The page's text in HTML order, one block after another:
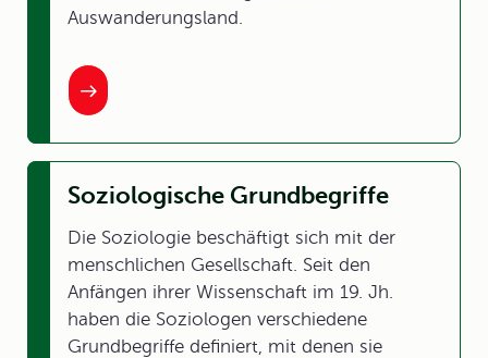
Auswanderungsland.
Soziologische Grundbegriffe
Die Soziologie beschäftigt sich mit der
menschlichen Gesellschaft. Seit den
Anfängen ihrer Wissenschaft im 19. Jh.
haben die Soziologen verschiedene
Grundbegriffe definiert, mit denen sie